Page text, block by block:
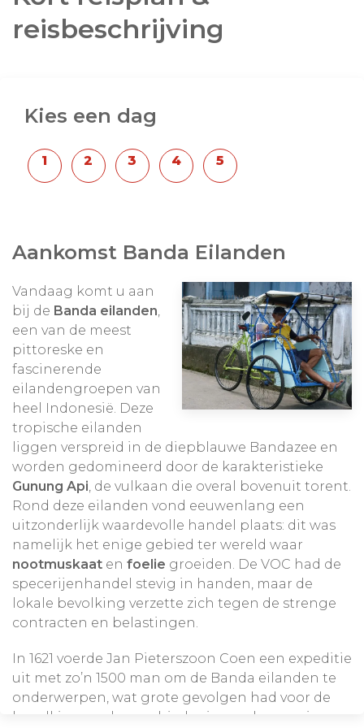
regelmatig uit (zeker in het regenseizoen). U moet
dus flexibel zijn in uw planning om deze eilanden te
reisbeschrijving
Kies een dag
Aankomst Banda Eilanden
Vandaag komt u aan
bij de Banda eilanden,
een van de meest
pittoreske en
fascinerende
eilandengroepen van
heel Indonesië. Deze
tropische eilanden
liggen verspreid in de diepblauwe Bandazee en
worden gedomineerd door de karakteristieke
Gunung Api, de vulkaan die overal bovenuit torent.
Rond deze eilanden vond eeuwenlang een
uitzonderlijk waardevolle handel plaats: dit was
namelijk het enige gebied ter wereld waar
nootmuskaat en foelie groeiden. De VOC had de
specerijenhandel stevig in handen, maar de
lokale bevolking verzette zich tegen de strenge
contracten en belastingen.
In 1621 voerde Jan Pieterszoon Coen een expeditie
uit met zo’n 1500 man om de Banda eilanden te
onderwerpen, wat grote gevolgen had voor de
bevolking en de geschiedenis van deze regio.